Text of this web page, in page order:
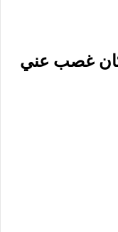
كان غصب عني